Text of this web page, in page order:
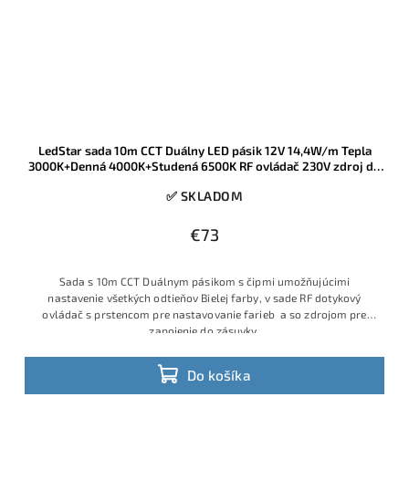
LedStar sada 10m CCT Duálny LED pásik 12V 14,4W/m Tepla
3000K+Denná 4000K+Studená 6500K RF ovládač 230V zdroj do
✅ SKLADOM
€73
Do košíka
Sada s 10m CCT Duálnym pásikom s čipmi umožňujúcimi
nastavenie všetkých odtieňov Bielej farby, v sade RF dotykový
ovládač s prstencom pre nastavovanie farieb a so zdrojom pre
zapojenie do zásuvky.